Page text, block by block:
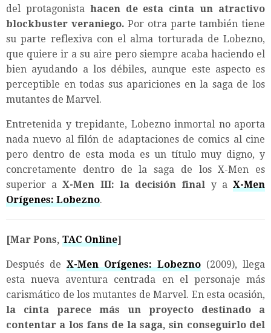
del protagonista hacen de esta cinta un atractivo
blockbuster veraniego. Por otra parte también tiene
su parte reflexiva con el alma torturada de Lobezno,
que quiere ir a su aire pero siempre acaba haciendo el
bien ayudando a los débiles, aunque este aspecto es
perceptible en todas sus apariciones en la saga de los
mutantes de Marvel.
Entretenida y trepidante, Lobezno inmortal no aporta
nada nuevo al filón de adaptaciones de comics al cine
pero dentro de esta moda es un título muy digno, y
concretamente dentro de la saga de los X-Men es
superior aX-Men III: la decisión final y aX-Men
Orígenes: Lobezno.
[Mar Pons, TAC Online]
Después de X-Men Orígenes: Lobezno (2009), llega
esta nueva aventura centrada en el personaje más
carismático de los mutantes de Marvel. En esta ocasión,
la cinta parece más un proyecto destinado a
contentar a los fans de la saga, sin conseguirlo del